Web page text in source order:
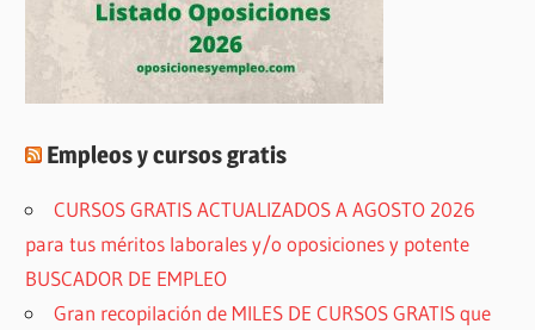
Empleos y cursos gratis
CURSOS GRATIS ACTUALIZADOS A AGOSTO 2026
para tus méritos laborales y/o oposiciones y potente
BUSCADOR DE EMPLEO
Gran recopilación de MILES DE CURSOS GRATIS que